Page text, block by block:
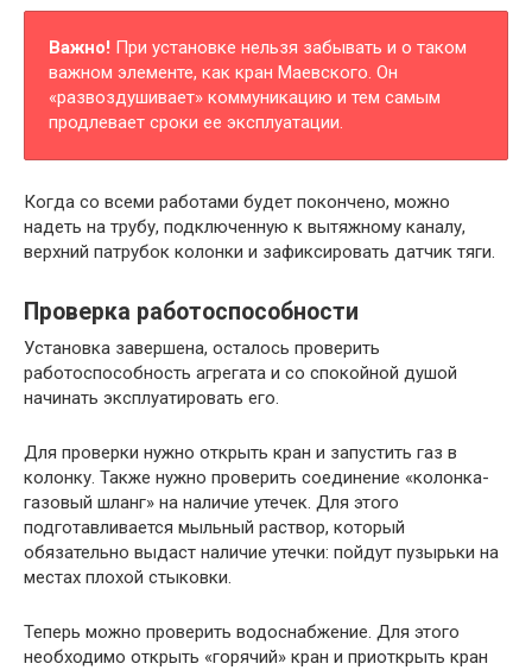
Важно! При установке нельзя забывать и о таком
важном элементе, как кран Маевского. Он
«развоздушивает» коммуникацию и тем самым
продлевает сроки ее эксплуатации.
Когда со всеми работами будет покончено, можно
надеть на трубу, подключенную к вытяжному каналу,
верхний патрубок колонки и зафиксировать датчик тяги.
Проверка работоспособности
Установка завершена, осталось проверить
работоспособность агрегата и со спокойной душой
начинать эксплуатировать его.
Для проверки нужно открыть кран и запустить газ в
колонку. Также нужно проверить соединение «колонка-
газовый шланг» на наличие утечек. Для этого
подготавливается мыльный раствор, который
обязательно выдаст наличие утечки: пойдут пузырьки на
местах плохой стыковки.
Теперь можно проверить водоснабжение. Для этого
необходимо открыть «горячий» кран и приоткрыть кран